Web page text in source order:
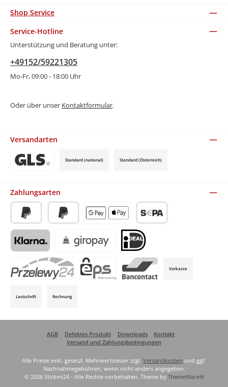
Shop Service
Service-Hotline
Unterstützung und Beratung unter:
+49152/59221305
Mo-Fr, 09:00 - 18:00 Uhr
Oder über unser Kontaktformular.
Versandarten
Standard (national) Standard (Österreich)
Zahlungsarten
PayPal Später BezahlenApple Pay / Google Pay (via Stripe)
SEPA-Lastschrift (via Stripe)
Klarna (via Stripe)Giropay (via Stripe) iDeal (via Stripe)
Vorkasse
Lastschrift Rechnung
AGB Defektes Produkt Downloads
Kontakt
Versand und Zahlungsbedingungen
Alle Preise exkl. gesetzl. Mehrwertsteuer zzgl. Versandkosten und ggf.
Nachnahmegebühren, wenn nicht anders angegeben.
© 2026 Stickmi24 - Alle Rechte vorbehalten. Theme by ThemeWare®